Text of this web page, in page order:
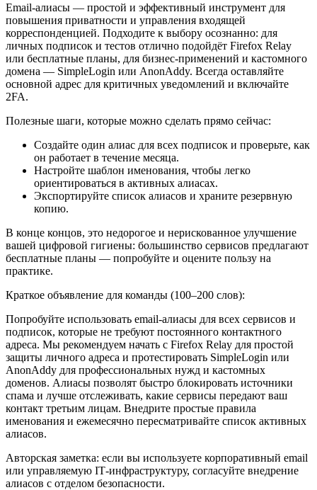
Email‑алиасы — простой и эффективный инструмент для
повышения приватности и управления входящей
корреспонденцией. Подходите к выбору осознанно: для
личных подписок и тестов отлично подойдёт Firefox Relay
или бесплатные планы, для бизнес‑применений и кастомного
домена — SimpleLogin или AnonAddy. Всегда оставляйте
основной адрес для критичных уведомлений и включайте
2FA.
Полезные шаги, которые можно сделать прямо сейчас:
Создайте один алиас для всех подписок и проверьте, как
он работает в течение месяца.
Настройте шаблон именования, чтобы легко
ориентироваться в активных алиасах.
Экспортируйте список алиасов и храните резервную
копию.
В конце концов, это недорогое и нерискованное улучшение
вашей цифровой гигиены: большинство сервисов предлагают
бесплатные планы — попробуйте и оцените пользу на
практике.
Краткое объявление для команды (100–200 слов):
Попробуйте использовать email‑алиасы для всех сервисов и
подписок, которые не требуют постоянного контактного
адреса. Мы рекомендуем начать с Firefox Relay для простой
защиты личного адреса и протестировать SimpleLogin или
AnonAddy для профессиональных нужд и кастомных
доменов. Алиасы позволят быстро блокировать источники
спама и лучше отслеживать, какие сервисы передают ваш
контакт третьим лицам. Внедрите простые правила
именования и ежемесячно пересматривайте список активных
алиасов.
Авторская заметка: если вы используете корпоративный email
или управляемую IT‑инфраструктуру, согласуйте внедрение
алиасов с отделом безопасности.